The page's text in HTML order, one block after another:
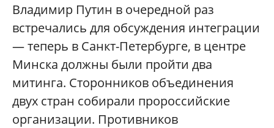
Владимир Путин в очередной раз
встречались для обсуждения интеграции
— теперь в Санкт-Петербурге, в центре
Минска должны были пройти два
митинга. Сторонников объединения
двух стран собирали пророссийские
организации. Противников